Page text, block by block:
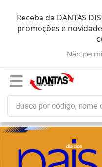
Receba da DANTAS
promoções e
Não